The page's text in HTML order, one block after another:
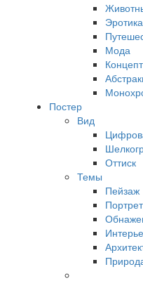
Эротика
Мода
Концепт
Постер
Вид
Оттиск
Темы
Пейзаж
Портрет